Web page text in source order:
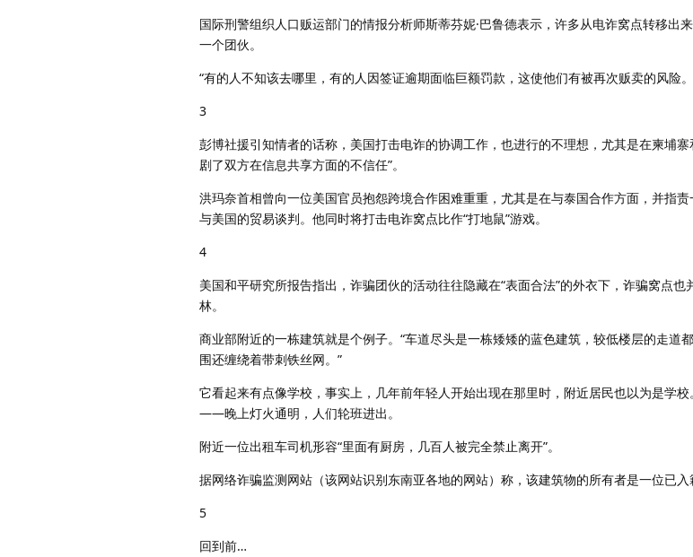
国际刑警组织人口贩运部门的情报分析师斯蒂芬妮·巴鲁德表示，许多从电诈窝点转移出
一个团伙。
“有的人不知该去哪里，有的人因签证逾期面临巨额罚款，这使他们有被再次贩卖的风险。
3
彭博社援引知情者的话称，美国打击电诈的协调工作，也进行的不理想，尤其是在柬埔
剧了双方在信息共享方面的不信任”。
洪玛奈首相曾向一位美国官员抱怨跨境合作困难重重，尤其是在与泰国合作方面，并指
与美国的贸易谈判。他同时将打击电诈窝点比作“打地鼠”游戏。
4
美国和平研究所报告指出，诈骗团伙的活动往往隐藏在“表面合法”的外衣下，诈骗窝点
林。
商业部附近的一栋建筑就是个例子。“车道尽头是一栋矮矮的蓝色建筑，较低楼层的走道
围还缠绕着带刺铁丝网。”
它看起来有点像学校，事实上，几年前年轻人开始出现在那里时，附近居民也以为是学
——晚上灯火通明，人们轮班进出。
附近一位出租车司机形容“里面有厨房，几百人被完全禁止离开”。
据网络诈骗监测网站（该网站识别东南亚各地的网站）称，该建筑物的所有者是一位已入
5
回到前…